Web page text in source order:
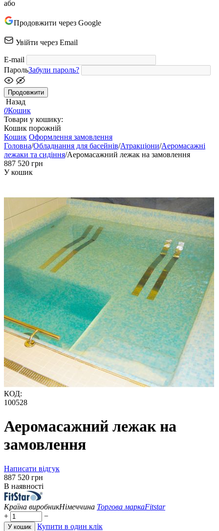
або
Продовжити через Google
Увійти через Email
E-mail
ПарольЗабули пароль?
Продовжити
Назад
0Кошик
Товари у кошику:
Кошик порожній
Кошик Оформлення замовлення
Головна/Обладнання для басейнів/Атракціони/Аеромасажні
лежаки та сидіння/Аеромасажний лежак на замовлення
‍887 520‍ грн
У кошик
КОД:
100528
Аеромасажний лежак на
замовлення
Написати відгук
‍887 520‍ грн
В наявності
Країна виробникНімеччина Торгова маркаFitstar
+
−
У кошик
Купити в один клік